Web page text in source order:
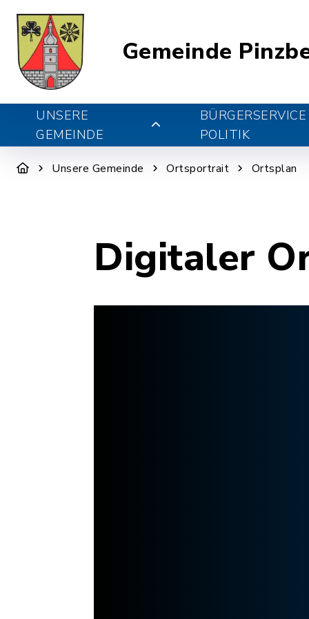
Gemeinde
UNSERE
GEMEINDE
POLITIK
Unsere Gemeinde Ortsportrait Ortsplan
Digitaler